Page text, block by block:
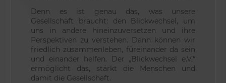
Denn es ist genau das, was unsere
Gesellschaft braucht: den Blickwechsel, um
uns in andere hineinzuversetzen und ihre
Perspektiven zu verstehen. Dann können wir
friedlich zusammenleben, füreinander da sein
und einander helfen. Der „Blickwechsel e.V.“
ermöglicht das, stärkt die Menschen und
damit die Gesellschaft.